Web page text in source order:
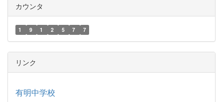
カウンタ
1 9 1 2 5 7 7
リンク
有明中学校